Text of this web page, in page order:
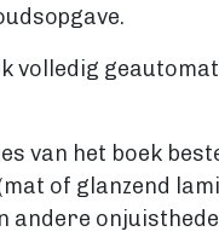
volledig
van het boek
of glanzend
andere